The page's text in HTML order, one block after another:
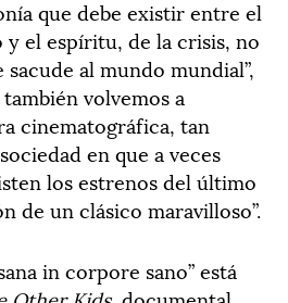
que debe existir entre el
el espíritu, de la crisis, no
al mundo mundial”,
volvemos a
cinematográfica, tan
en que a veces
los estrenos del último
de un clásico maravilloso”.
in corpore sano” está